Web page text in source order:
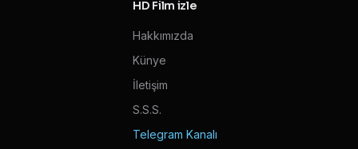
HD Film izle
Hakkımızda
Künye
İletişim
S.S.S.
Telegram Kanalı